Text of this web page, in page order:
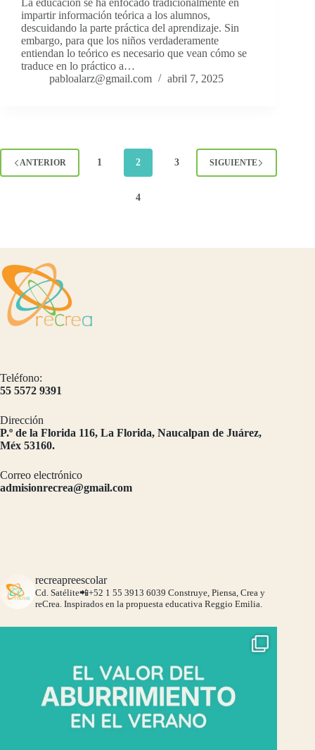
La educación se ha enfocado tradicionalmente en
impartir información teórica a los alumnos,
descuidando la parte práctica del aprendizaje. Sin
embargo, para que los niños verdaderamente
entiendan lo teórico es necesario que vean cómo se
traduce en lo práctico a…
pabloalarz@gmail.com
abril 7, 2025
ANTERIOR 1 2 3
4
SIGUIENTE
Teléfono:
55 5572 9391
Dirección
​P.º de la Florida 116, La Florida, Naucalpan de Juárez,
Méx 53160.
Correo electrónico
admisionrecrea@gmail.com
recreapreescolar
Cd. Satélite📲+52 1 55 3913 6039 Construye, Piensa, Crea y
reCrea. Inspirados en la propuesta educativa Reggio Emilia.